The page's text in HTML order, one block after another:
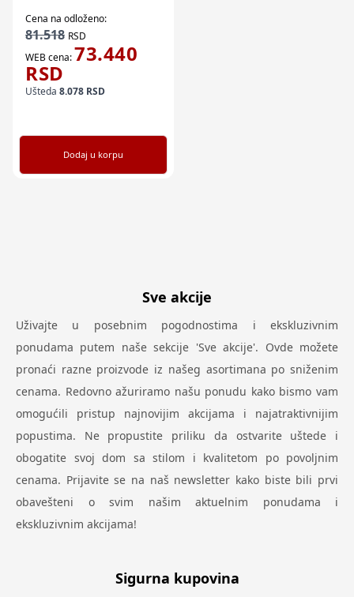
Cena na odloženo:
81.518 RSD
WEB cena:73.440
RSD
Ušteda 8.078 RSD
Dodaj u korpu
Sve akcije
Uživajte u posebnim pogodnostima i ekskluzivnim
ponudama putem naše sekcije 'Sve akcije'. Ovde možete
pronaći razne proizvode iz našeg asortimana po sniženim
cenama. Redovno ažuriramo našu ponudu kako bismo vam
omogućili pristup najnovijim akcijama i najatraktivnijim
popustima. Ne propustite priliku da ostvarite uštede i
obogatite svoj dom sa stilom i kvalitetom po povoljnim
cenama. Prijavite se na naš newsletter kako biste bili prvi
obavešteni o svim našim aktuelnim ponudama i
ekskluzivnim akcijama!
Sigurna kupovina